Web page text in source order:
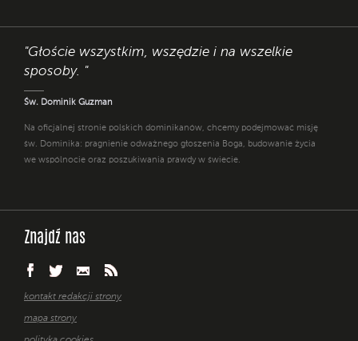
"Głoście wszystkim, wszędzie i na wszelkie
sposoby. "
Św. Dominik Guzman
Na oficjalnej stronie polskich dominikanów, chcemy podejmować misję
św. Dominika: pragnienie odważnego głoszenia Boga, budowanie życia
we wspólnocie oraz poszukiwania prawdy w świecie.
Znajdź nas
kontakt redakcji strony
mapa strony